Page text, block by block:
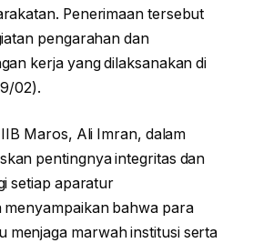
Penerimaan tersebut
pengarahan dan
kerja yang dilaksanakan di
02).
IIB Maros, Ali Imran, dalam
pentingnya integritas dan
setiap aparatur
menyampaikan bahwa para
menjaga marwah institusi serta